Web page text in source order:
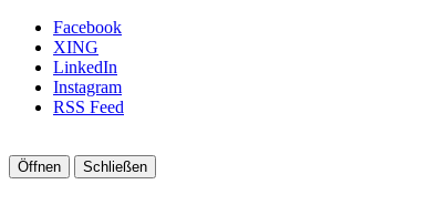
Facebook
XING
LinkedIn
Instagram
RSS Feed
Öffnen Schließen